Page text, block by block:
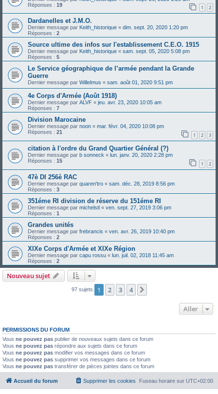
Réponses : 19 1 2
Dardanelles et J.M.O.
Dernier message par Keith_historique « dim. sept. 20, 2020 1:20 pm
Réponses : 2
Source ultime des infos sur l'establissement C.E.O. 1915
Dernier message par Keith_historique « sam. sept. 05, 2020 5:08 pm
Réponses : 5
Le Service géographique de l’armée pendant la Grande
Guerre
Dernier message par Willelmus « sam. août 01, 2020 9:51 pm
4e Corps d'Armée (Août 1918)
Dernier message par ALVF « jeu. avr. 23, 2020 10:05 am
Réponses : 7
Division Marocaine
Dernier message par noon « mar. févr. 04, 2020 10:08 pm
Réponses : 21 1 2 3
citation à l'ordre du Grand Quartier Général (?)
Dernier message par b sonneck « lun. janv. 20, 2020 2:28 pm
Réponses : 15 1 2
47è DI 256è RAC
Dernier message par quaren'tro « sam. déc. 28, 2019 8:56 pm
Réponses : 3
351éme RI division de réserve du 151éme RI
Dernier message par michelstl « ven. sept. 27, 2019 3:06 pm
Réponses : 1
Grandes unités
Dernier message par frebrancis « ven. avr. 26, 2019 10:40 pm
Réponses : 2
XIXe Corps d'Armée et XIXe Région
Dernier message par capu rossu « lun. juil. 02, 2018 11:45 am
Réponses : 2
Nouveau sujet
97 sujets 1 2 3 4
Aller
PERMISSIONS DU FORUM
Vous ne pouvez pas publier de nouveaux sujets dans ce forum
Vous ne pouvez pas répondre aux sujets dans ce forum
Vous ne pouvez pas modifier vos messages dans ce forum
Vous ne pouvez pas supprimer vos messages dans ce forum
Vous ne pouvez pas transférer de pièces jointes dans ce forum
Accueil du forum Fuseau horaire sur UTC+02:00
Supprimer les cookies